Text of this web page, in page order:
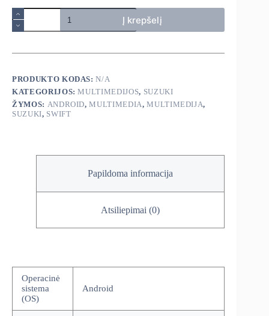
produkto
kiekis:
Suzuki
2003-
multimedija
Į krepšelį
PRODUKTO KODAS:N/A
KATEGORIJOS:MULTIMEDIJOS, SUZUKI
ŽYMOS: ANDROID,MULTIMEDIA,MULTIMEDIJA,
SUZUKI, SWIFT
Papildoma informacija
Atsiliepimai (0)
Operacinė
sistema
(OS)
Android